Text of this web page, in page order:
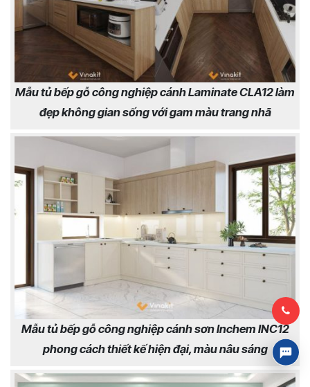
Mẫu tủ bếp gỗ công nghiệp cánh Laminate CLA12 làm
đẹp không gian sống với gam màu trang nhã
Mẫu tủ bếp gỗ công nghiệp cánh sơn Inchem INC12
phong cách thiết kế hiện đại, màu nâu sáng